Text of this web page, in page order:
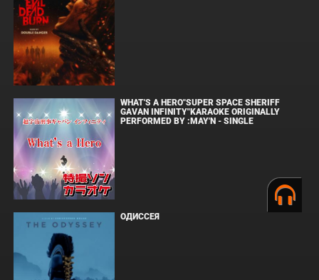
WHAT'S A HERO"SUPER SPACE SHERIFF
GAVAN INFINITY"KARAOKE ORIGINALLY
PERFORMED BY :MAY'N - SINGLE
ОДИССЕЯ